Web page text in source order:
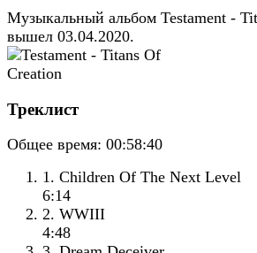
Музыкальный альбом Testament -
вышел 03.04.2020.
Треклист
Общее время: 00:58:40
1. Children Of The Next Level
6:14
2. WWIII
4:48